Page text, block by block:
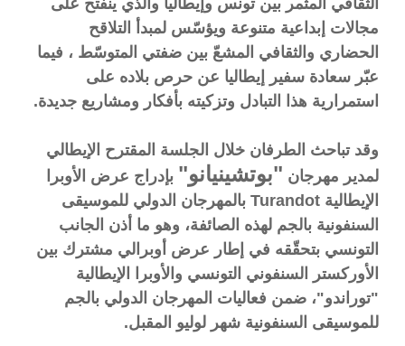
مجالات إبداعية متنوعة ويؤسّس لمبدأ التلاقح
الحضاري والثقافي المشعّ بين ضفتي المتوسّط ، فيما
عبّر سعادة سفير إيطاليا عن حرص بلاده على
استمرارية هذا التبادل وتزكيته بأفكار ومشاريع جديدة.
وقد تباحث الطرفان خلال الجلسة المقترح الإيطالي
لمدير مهرجان "بوتشينيانو" بإدراج عرض الأوبرا
الإيطالية Turandot بالمهرجان الدولي للموسيقى
السنفونية بالجم لهذه الصائفة، وهو ما أذن الجانب
التونسي بتحقّقه في إطار عرض أوبرالي مشترك بين
الأوركستر السنفوني التونسي والأوبرا الإيطالية
"توراندو"، ضمن فعاليات المهرجان الدولي بالجم
للموسيقى السنفونية شهر لوليو المقبل.